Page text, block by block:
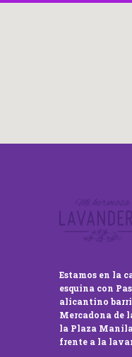
Estamos en la
esquina con
alicantino
Mercadona de
la Plaza
frente a la